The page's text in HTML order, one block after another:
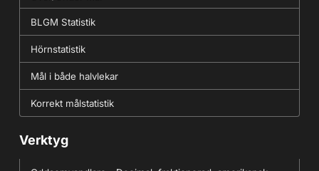
BLGM Statistik
Hörnstatistik
Mål i både halvlekar
Korrekt målstatistik
Verktyg